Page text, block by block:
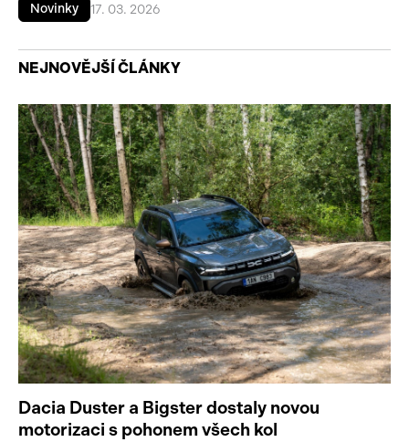
Novinky 17. 03. 2026
NEJNOVĚJŠÍ ČLÁNKY
Dacia Duster a Bigster dostaly novou
motorizaci s pohonem všech kol